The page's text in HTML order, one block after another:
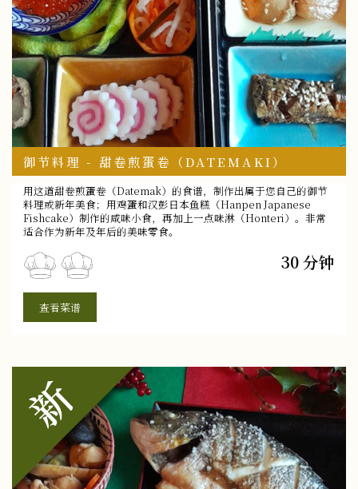
御节料理 - 甜卷煎蛋卷（DATEMAKI）
用这道甜卷煎蛋卷（Datemak）的食谱，制作出属于您自己的御节
料理或新年美食；用鸡蛋和汉彭日本鱼糕（Hanpen Japanese
Fishcake）制作的咸味小食，再加上一点味淋（Honteri）。非常
适合作为新年及年后的美味零食。
30 分钟
查看菜谱